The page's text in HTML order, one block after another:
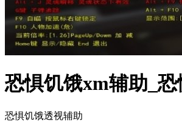
恐惧饥饿xm辅助_
恐惧饥饿透视辅助